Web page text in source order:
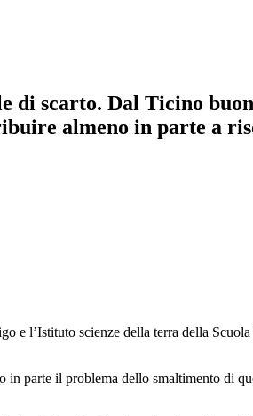
di scarto. Dal Ticino
almeno in parte a
e l’Istituto scienze della terra della
in parte il problema dello smaltimento di